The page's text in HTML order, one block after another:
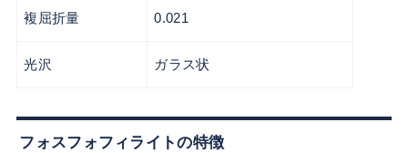
複屈折量 0.021
光沢 ガラス状
フォスフォフィライトの特徴